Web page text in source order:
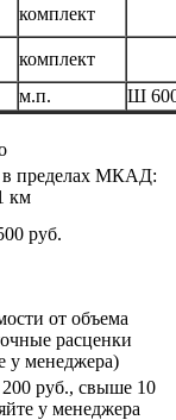
комплект
комплект
м.п. Ш
в пределах МКАД:
км
руб.
от объема
расценки
у менеджера)
руб., свыше 10
у менеджера